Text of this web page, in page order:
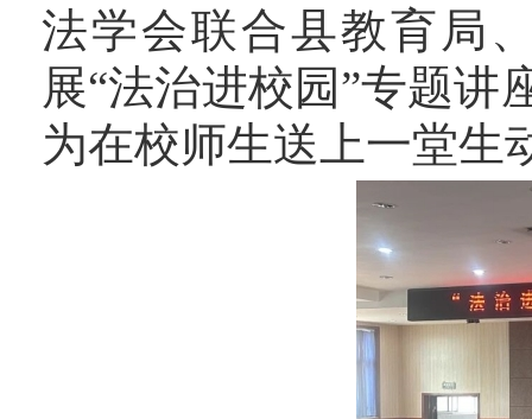
法学会联合县教育局
展“法治进校园”专题
为在校师生送上一堂生